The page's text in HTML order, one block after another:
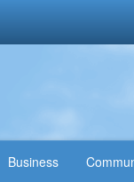
Business